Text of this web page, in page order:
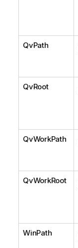
QvPath
QvRoot
QvWorkPath
QvWorkRoot
WinPath